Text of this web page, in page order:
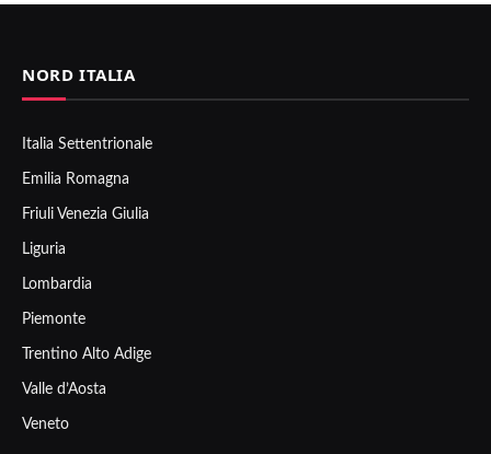
NORD ITALIA
Italia Settentrionale
Emilia Romagna
Friuli Venezia Giulia
Liguria
Lombardia
Piemonte
Trentino Alto Adige
Valle d’Aosta
Veneto